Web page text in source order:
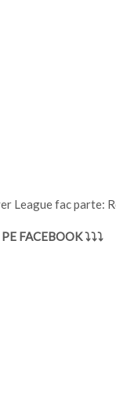
League fac parte:
FACEBOOK ⤵⤵⤵